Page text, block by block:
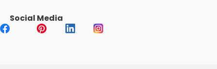
Social Media